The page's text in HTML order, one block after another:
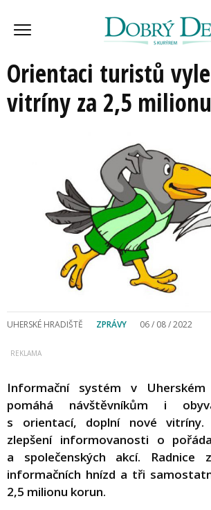
Orientaci turistů
vitríny za 2,5 milionu
UHERSKÉ HRADIŠTĚ ZPRÁVY 06 / 08 / 2022
Informační systém v
pomáhá návštěvníkům i
s orientací, doplní nové vitríny.
zlepšení informovanosti o
a společenských akcí. Radnice
informačních hnízd a tři
2,5 milionu korun.